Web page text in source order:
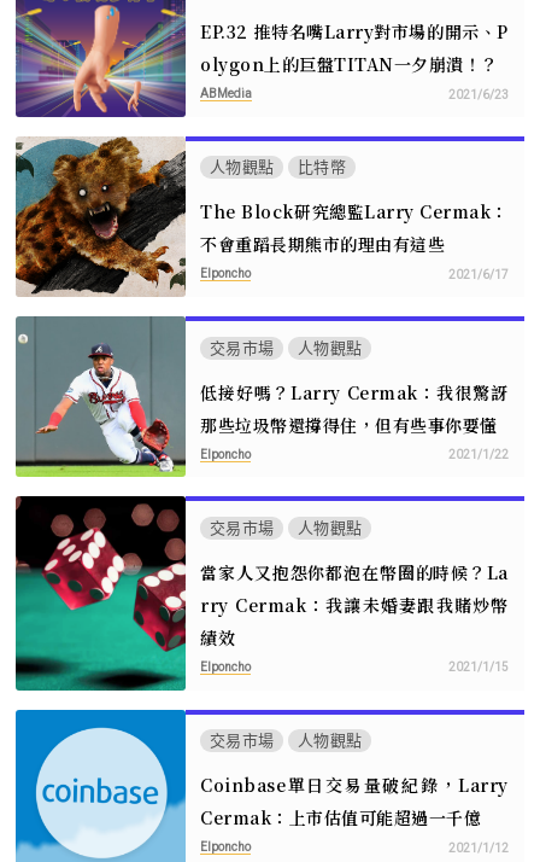
EP.32 推特名嘴Larry對市場的開示、P
olygon上的巨盤TITAN一夕崩潰！？
ABMedia 2021/6/23
人物觀點 比特幣
The Block研究總監Larry Cermak：
不會重蹈長期熊市的理由有這些
Elponcho 2021/6/17
交易市場 人物觀點
低接好嗎？Larry Cermak：我很驚訝
那些垃圾幣還撐得住，但有些事你要懂
Elponcho 2021/1/22
交易市場 人物觀點
當家人又抱怨你都泡在幣圈的時候？La
rry Cermak：我讓未婚妻跟我賭炒幣
績效
Elponcho 2021/1/15
交易市場 人物觀點
Coinbase單日交易量破紀錄，Larry
Cermak：上市估值可能超過一千億
Elponcho 2021/1/12